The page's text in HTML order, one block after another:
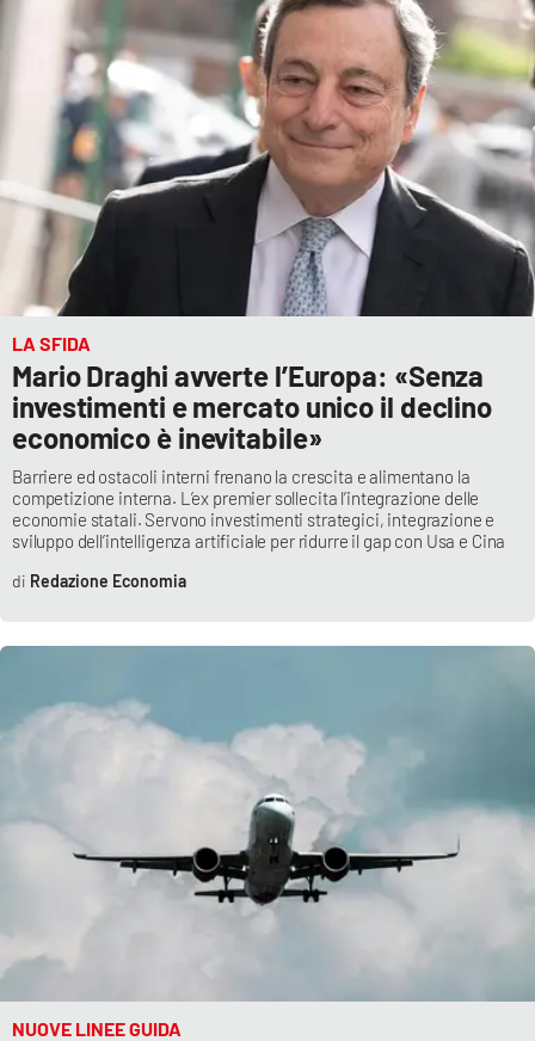
LA SFIDA
Mario Draghi avverte l’Europa: «Senza
investimenti e mercato unico il declino
economico è inevitabile»
Barriere ed ostacoli interni frenano la crescita e alimentano la
competizione interna. L’ex premier sollecita l’integrazione delle
economie statali. Servono investimenti strategici, integrazione e
sviluppo dell’intelligenza artificiale per ridurre il gap con Usa e Cina
Redazione Economia
NUOVE LINEE GUIDA